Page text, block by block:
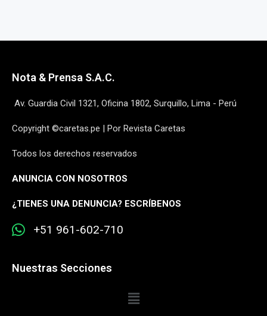
Nota & Prensa S.A.C.
Av. Guardia Civil 1321, Oficina 1802, Surquillo, Lima - Perú
Copyright ©caretas.pe | Por Revista Caretas
Todos los derechos reservados
ANUNCIA CON NOSOTROS
¿TIENES UNA DENUNCIA? ESCRÍBENOS
+51 961-602-710
Nuestras Secciones